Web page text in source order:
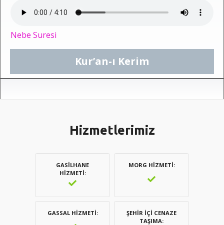
Nebe Suresi
Kur’an-ı Kerim
Hizmetlerimiz
GASILHANE
HIZMETI
MORG HIZMETI
GASSAL HIZMETI
ŞEHIR İÇI CENAZE
TAŞIMA